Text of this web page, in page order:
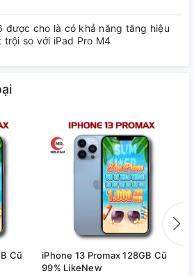
được cho là có khả năng tăng hiệu
trội so với iPad Pro M4
Cũ
iPhone 13 Promax 128GB Cũ
99% LikeNew